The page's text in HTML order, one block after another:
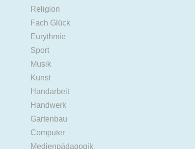
Religion
Fach Glück
Eurythmie
Sport
Musik
Kunst
Handarbeit
Handwerk
Gartenbau
Computer
Medienpädagogik